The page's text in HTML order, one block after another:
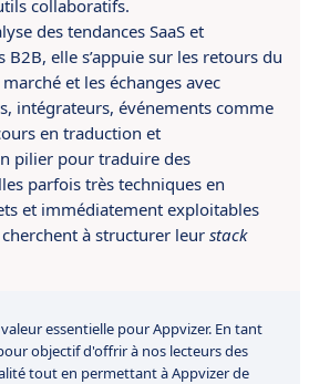
collaboratifs.
des tendances SaaS et
B2B, elle s’appuie sur les retours du
et les échanges avec
intégrateurs, événements comme
en traduction et
pilier pour traduire des
parfois très techniques en
et immédiatement exploitables
à structurer leur stack
essentielle pour Appvizer. En tant
objectif d'offrir à nos lecteurs des
tout en permettant à Appvizer de